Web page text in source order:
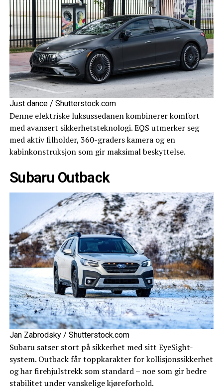
Just dance / Shutterstock.com
Denne elektriske luksussedanen kombinerer komfort
med avansert sikkerhetsteknologi. EQS utmerker seg
med aktiv filholder, 360-graders kamera og en
kabinkonstruksjon som gir maksimal beskyttelse.
Subaru Outback
Jan Zabrodsky / Shutterstock.com
Subaru satser stort på sikkerhet med sitt EyeSight-
system. Outback får toppkarakter for kollisjonssikkerhet
og har firehjulstrekk som standard – noe som gir bedre
stabilitet under vanskelige kjøreforhold.